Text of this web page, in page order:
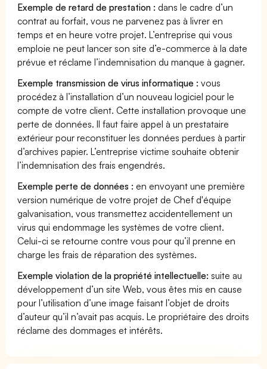
Exemple de retard de prestation : dans le cadre d’un
contrat au forfait, vous ne parvenez pas à livrer en
temps et en heure votre projet. L’entreprise qui vous
emploie ne peut lancer son site d’e-commerce à la date
prévue et réclame l’indemnisation du manque à gagner.
Exemple transmission de virus informatique : vous
procédez à l’installation d’un nouveau logiciel pour le
compte de votre client. Cette installation provoque une
perte de données. Il faut faire appel à un prestataire
extérieur pour reconstituer les données perdues à partir
d’archives papier. L’entreprise victime souhaite obtenir
l’indemnisation des frais engendrés.
Exemple perte de données : en envoyant une première
version numérique de votre projet de Chef d'équipe
galvanisation, vous transmettez accidentellement un
virus qui endommage les systèmes de votre client.
Celui-ci se retourne contre vous pour qu’il prenne en
charge les frais de réparation des systèmes.
Exemple violation de la propriété intellectuelle: suite au
développement d’un site Web, vous êtes mis en cause
pour l’utilisation d’une image faisant l’objet de droits
d’auteur qu’il n’avait pas acquis. Le propriétaire des droits
réclame des dommages et intérêts.